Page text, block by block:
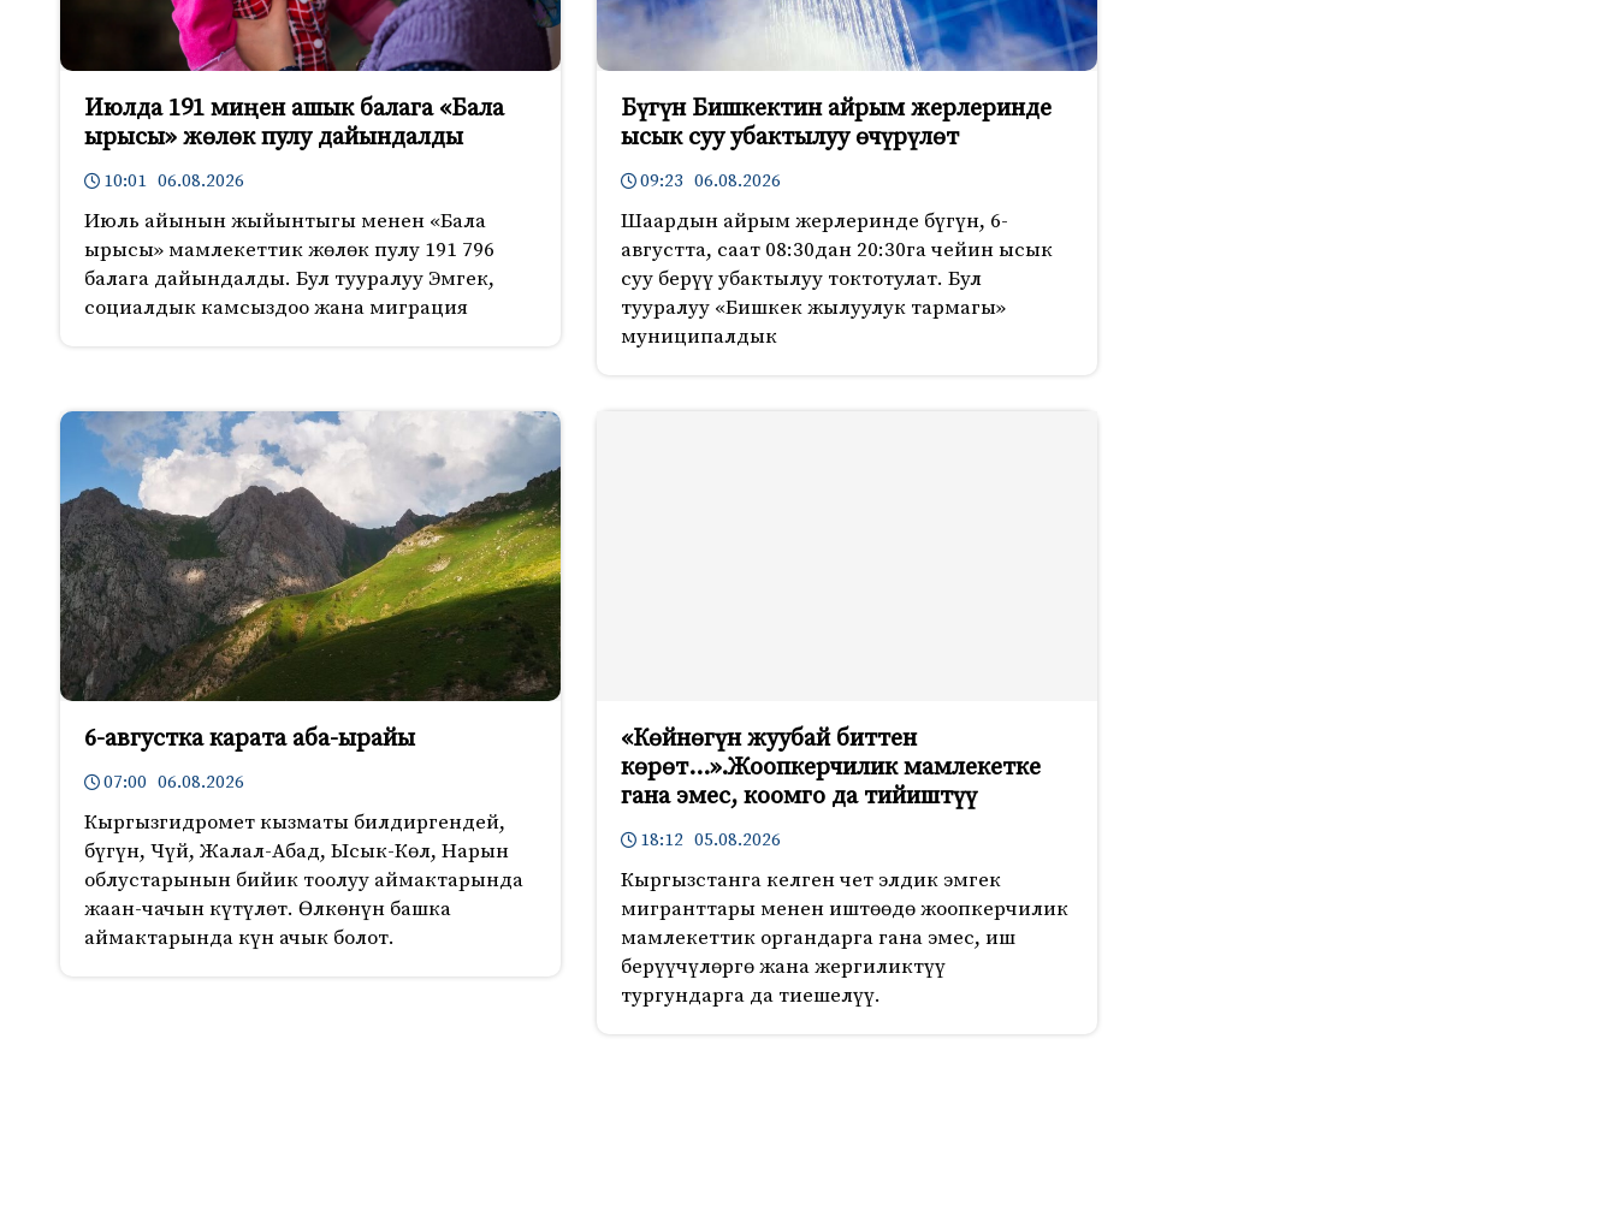
Июлда 191 миңен ашык балага «Бала
ырысы» жөлөк пулу дайындалды
10:01 06.08.2026
Июль айынын жыйынтыгы менен «Бала
ырысы» мамлекеттик жөлөк пулу 191 796
балага дайындалды. Бул тууралуу Эмгек,
социалдык камсыздоо жана миграция
Бүгүн Бишкектин айрым жерлеринде
ысык суу убактылуу өчүрүлөт
09:23 06.08.2026
Шаардын айрым жерлеринде бүгүн, 6-
августта, саат 08:30дан 20:30га чейин ысык
суу берүү убактылуу токтотулат. Бул
тууралуу «Бишкек жылуулук тармагы»
муниципалдык
6-августка карата аба-ырайы
07:00 06.08.2026
Кыргызгидромет кызматы билдиргендей,
бүгүн, Чүй, Жалал-Абад, Ысык-Көл, Нарын
облустарынын бийик тоолуу аймактарында
жаан-чачын күтүлөт. Өлкөнүн башка
аймактарында күн ачык болот.
«Көйнөгүн жуубай биттен
көрөт…».Жоопкерчилик мамлекетке
гана эмес, коомго да тийиштүү
18:12 05.08.2026
Кыргызстанга келген чет элдик эмгек
мигранттары менен иштөөдө жоопкерчилик
мамлекеттик органдарга гана эмес, иш
берүүчүлөргө жана жергиликтүү
тургундарга да тиешелүү.